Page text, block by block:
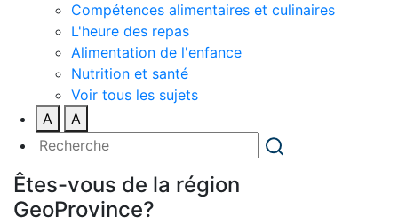
Compétences alimentaires et culinaires
L'heure des repas
Alimentation de l'enfance
Nutrition et santé
Voir tous les sujets
A
A
Êtes-vous de la région
GeoProvince?